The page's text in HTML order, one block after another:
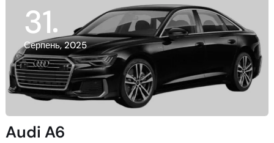
31
Серпень, 2025
Audi A6